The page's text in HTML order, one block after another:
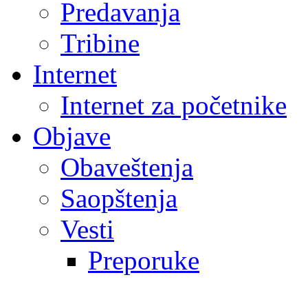
Predavanja
Tribine
Internet
Internet za početnike
Objave
Obaveštenja
Saopštenja
Vesti
Preporuke